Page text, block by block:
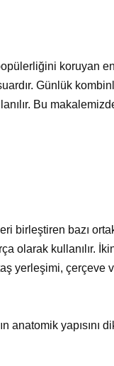
koruyan
Günlük
Bu
birleştiren bazı
olarak kullanılır.
yerleşimi, çerçeve
anatomik yapısını